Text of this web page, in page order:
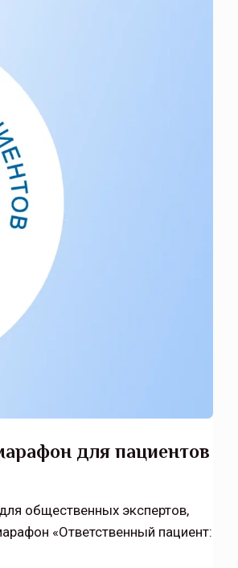
для пациентов
общественных экспертов,
«Ответственный пациент: